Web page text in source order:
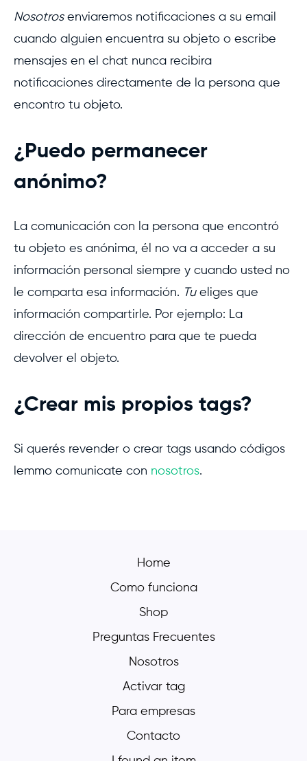
Nosotrosenviaremos notificaciones a su email
cuando alguien encuentra su objeto o escribe
mensajes en el chat nunca recibira
notificaciones directamente de la persona que
encontro tu objeto.
¿Puedo permanecer
anónimo?
La comunicación con la persona que encontró
tu objeto es anónima, él no va a acceder a su
información personal siempre y cuando usted no
le comparta esa información. Tueliges que
información compartirle. Por ejemplo: La
dirección de encuentro para que te pueda
devolver el objeto.
¿Crear mis propios tags?
Si querés revender o crear tags usando códigos
lemmo comunicate con nosotros.
Home
Como funciona
Shop
Preguntas Frecuentes
Nosotros
Activar tag
Para empresas
Contacto